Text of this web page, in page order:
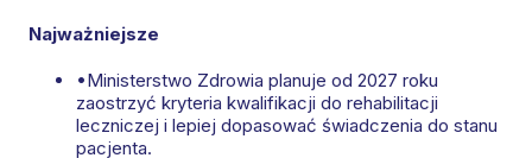
Najważniejsze
•Ministerstwo Zdrowia planuje od 2027 roku
zaostrzyć kryteria kwalifikacji do rehabilitacji
leczniczej i lepiej dopasować świadczenia do stanu
pacjenta.